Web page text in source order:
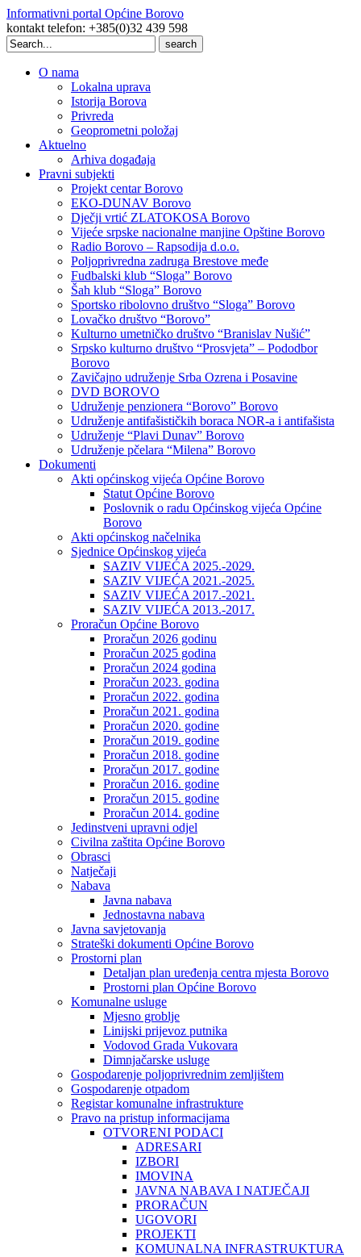
Informativni portal Općine Borovo
kontakt telefon: +385(0)32 439 598
Search
for:
O nama
Lokalna uprava
Istorija Borova
Privreda
Geoprometni položaj
Aktuelno
Arhiva događaja
Pravni subjekti
Projekt centar Borovo
EKO-DUNAV Borovo
Dječji vrtić ZLATOKOSA Borovo
Vijeće srpske nacionalne manjine Opštine Borovo
Radio Borovo – Rapsodija d.o.o.
Poljoprivredna zadruga Brestove međe
Fudbalski klub “Sloga” Borovo
Šah klub “Sloga” Borovo
Sportsko ribolovno društvo “Sloga” Borovo
Lovačko društvo “Borovo”
Kulturno umetničko društvo “Branislav Nušić”
Srpsko kulturno društvo “Prosvjeta” – Pododbor
Borovo
Zavičajno udruženje Srba Ozrena i Posavine
DVD BOROVO
Udruženje penzionera “Borovo” Borovo
Udruženje antifašističkih boraca NOR-a i antifašista
Udruženje “Plavi Dunav” Borovo
Udruženje pčelara “Milena” Borovo
Dokumenti
Akti općinskog vijeća Općine Borovo
Statut Općine Borovo
Poslovnik o radu Općinskog vijeća Općine
Borovo
Akti općinskog načelnika
Sjednice Općinskog vijeća
SAZIV VIJEĆA 2025.-2029.
SAZIV VIJEĆA 2021.-2025.
SAZIV VIJEĆA 2017.-2021.
SAZIV VIJEĆA 2013.-2017.
Proračun Općine Borovo
Proračun 2026 godinu
Proračun 2025 godina
Proračun 2024 godina
Proračun 2023. godina
Proračun 2022. godina
Proračun 2021. godina
Proračun 2020. godine
Proračun 2019. godine
Proračun 2018. godine
Proračun 2017. godine
Proračun 2016. godine
Proračun 2015. godine
Proračun 2014. godine
Jedinstveni upravni odjel
Civilna zaštita Općine Borovo
Obrasci
Natječaji
Nabava
Javna nabava
Jednostavna nabava
Javna savjetovanja
Strateški dokumenti Općine Borovo
Prostorni plan
Detaljan plan uređenja centra mjesta Borovo
Prostorni plan Općine Borovo
Komunalne usluge
Mjesno groblje
Linijski prijevoz putnika
Vodovod Grada Vukovara
Dimnjačarske usluge
Gospodarenje poljoprivrednim zemljištem
Gospodarenje otpadom
Registar komunalne infrastrukture
Pravo na pristup informacijama
OTVORENI PODACI
ADRESARI
IZBORI
IMOVINA
JAVNA NABAVA I NATJEČAJI
PRORAČUN
UGOVORI
PROJEKTI
KOMUNALNA INFRASTRUKTURA